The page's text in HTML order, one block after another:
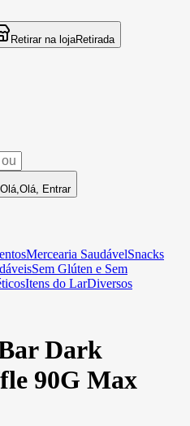
Retirar na lojaRetirada
Olá, Olá, Entrar
Mercearia SaudávelSnacks
Sem Glúten e Sem
Itens do LarDiversos
Dark
90G Max